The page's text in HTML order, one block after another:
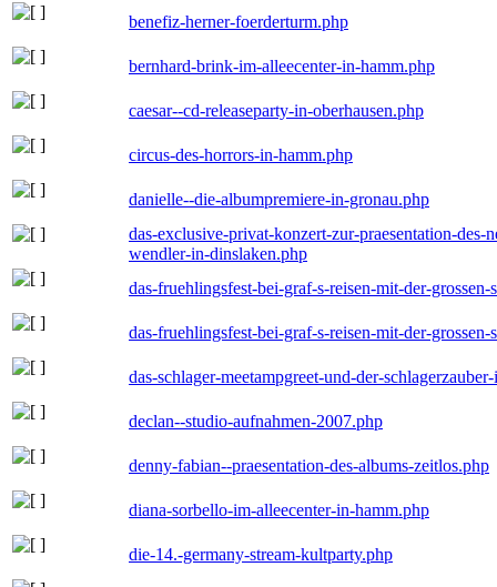
benefiz-herner-foerderturm.php
bernhard-brink-im-alleecenter-in-hamm.php
caesar--cd-releaseparty-in-oberhausen.php
circus-des-horrors-in-hamm.php
danielle--die-albumpremiere-in-gronau.php
das-exclusive-privat-konzert-zur-praesentation-
wendler-in-dinslaken.php
das-fruehlingsfest-bei-graf-s-reisen-mit-der-
das-fruehlingsfest-bei-graf-s-reisen-mit-der-
das-schlager-meetampgreet-und-der-
declan--studio-aufnahmen-2007.php
denny-fabian--praesentation-des-albums-zeitlos.php
diana-sorbello-im-alleecenter-in-hamm.php
die-14.-germany-stream-kultparty.php